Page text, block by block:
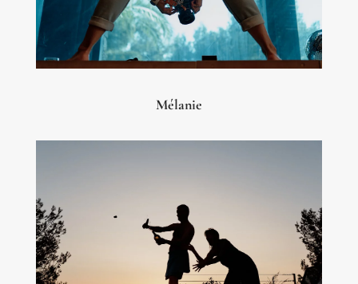
Mélanie